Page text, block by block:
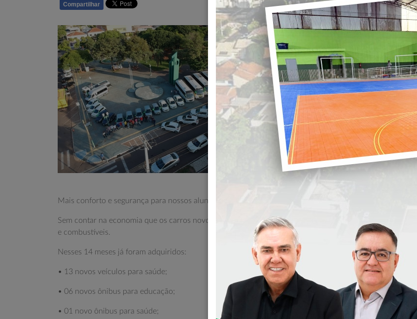
Compartilhar
LOANDA MAIS VEÍCULOS
DIA HISTÓRICO PARA LOANDA
Hoje entregamos a nossa população 21
novos veículos, entre automóveis “baixos”,
ônibus, van e caminhão.
É a maior renovação de frota da historia de
nosso município.
Somente em14 meses da nova
administração, adquirimos 28 veículos
para podermos prestar um serviços de
melhor qualidade a nossa população.
Mais conforto e segurança para nossos alunos, usuários e pacientes da saúde.
Sem contar na economia que os carros novos geram na administração, pois gastamos menos nas oficinas
e combustíveis.
Nesses 14 meses já foram adquiridos:
• 13 novos veículos para saúde;
• 06 novos ônibus para educação;
• 01 novo ônibus para saúde;